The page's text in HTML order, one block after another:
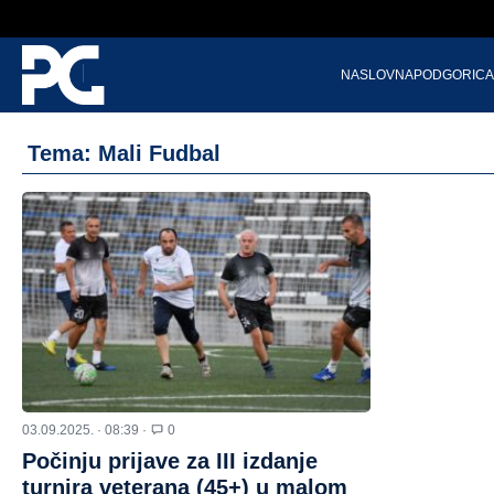
NASLOVNAPODGORICA
Tema: Mali Fudbal
03.09.2025. · 08:39 · 0
Počinju prijave za III izdanje
turnira veterana (45+) u malom